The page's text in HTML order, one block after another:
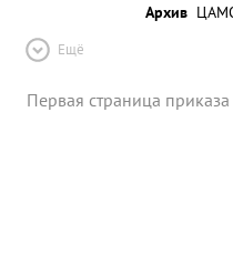
Архив
Ещё
Первая страница приказа